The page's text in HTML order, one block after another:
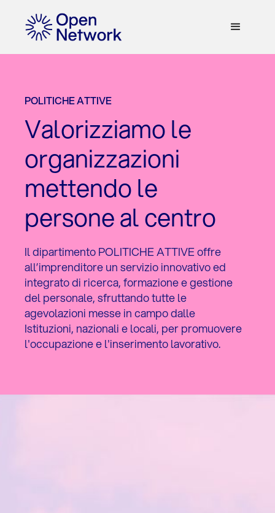
POLITICHE ATTIVE
Valorizziamo le
organizzazioni
mettendo le
persone al centro
Il dipartimento POLITICHE ATTIVE offre
all’imprenditore un servizio innovativo ed
integrato di ricerca, formazione e gestione
del personale, sfruttando tutte le
agevolazioni messe in campo dalle
Istituzioni, nazionali e locali, per promuovere
l'occupazione e l'inserimento lavorativo.